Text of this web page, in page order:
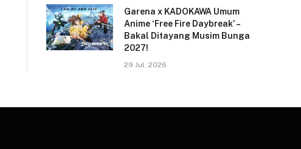
Garena x KADOKAWA Umum
Anime ‘Free Fire Daybreak’ –
Bakal Ditayang Musim Bunga
2027!
29 Jul, 2026